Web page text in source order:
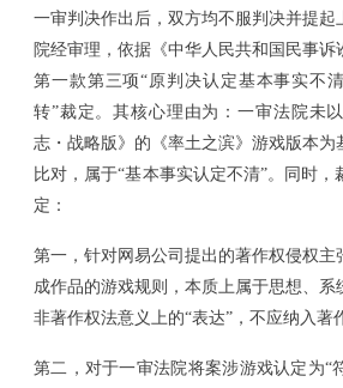
一审判决作出后，双方均不服判决并提起
院经审理，依据《中华人民共和国民事诉
第一款第三项“原判决认定基本事实不
转”裁定。其核心理由为：一审法院未
志・战略版》的《率土之滨》游戏版本为
比对，属于“基本事实认定不清”。同时，
定：
第一，针对网易公司提出的著作权侵权主
成作品的游戏规则，本质上属于思想、系
非著作权法意义上的“表达”，不应纳入著
第二，对于一审法院将案涉游戏认定为“